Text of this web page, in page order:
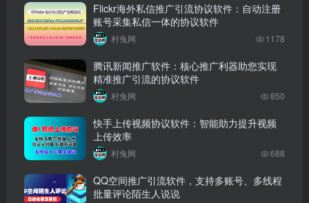
Flickr海外私信推广引流协议软件：自动注册
账号采集私信一体的协议软件
村兔网 1178
腾讯新闻推广软件：核心推广利器助您实现
精准推广引流的协议软件
村兔网 850
快手上传视频协议软件：智能助力提升视频
上传效率
村兔网 688
QQ空间推广引流软件，支持多账号、多线程
批量评论陌生人说说